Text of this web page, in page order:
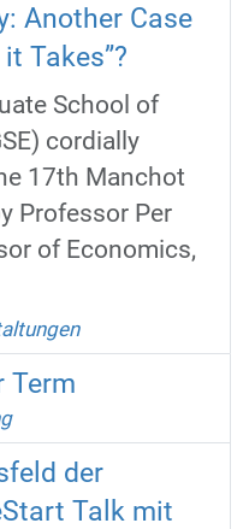
Another Case
Takes”?
School of
cordially
17th Manchot
Professor Per
of Economics,
Term
der
Talk mit